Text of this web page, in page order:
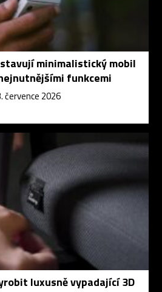
minimalistický mobil
funkcemi
července 2026
luxusně vypadající 3D